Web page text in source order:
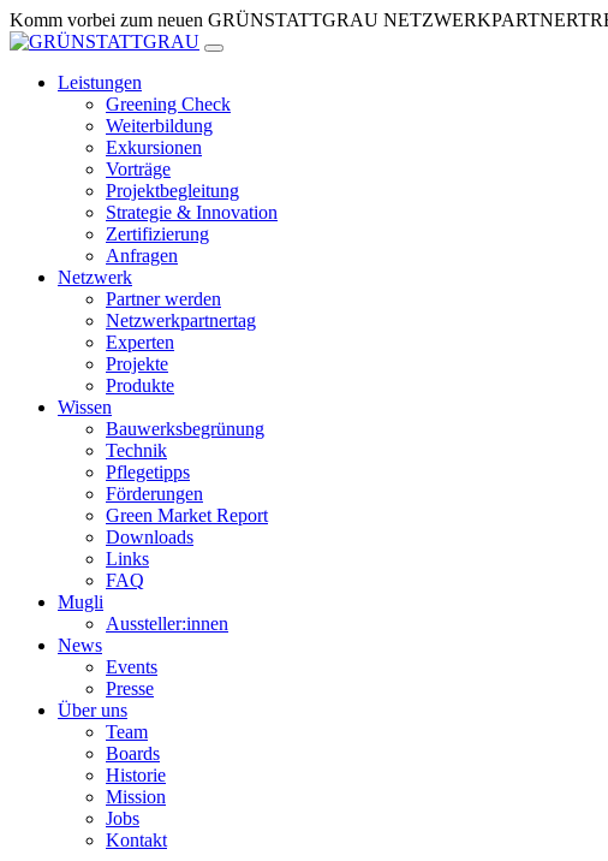
Zum
Inhalt
Komm vorbei zum neuen GRÜNSTATTGRAU
Leistungen
Greening Check
Weiterbildung
Exkursionen
Vorträge
Projektbegleitung
Strategie & Innovation
Zertifizierung
Anfragen
Netzwerk
Partner werden
Netzwerkpartnertag
Experten
Projekte
Produkte
Wissen
Bauwerksbegrünung
Technik
Pflegetipps
Förderungen
Green Market Report
Downloads
Links
FAQ
Mugli
Aussteller:innen
News
Events
Presse
Über uns
Team
Boards
Historie
Mission
Jobs
Kontakt